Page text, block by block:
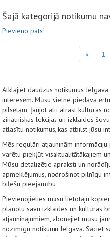
Šajā kategorijā notikumu
Pievieno pats!
« 1
Atklājiet daudzus notikumus
interesēm. Mūsu vietne piedāvā
pilsētām, ļaujot ātri atrast kultūras
zinātniskās lekcijas un izklaides
atlasītu notikumus, kas atbilst jūsu
Mēs regulāri atjauninām
varētu piekļūt visaktualitātākajiem
Mūsu detalizētie apraksti un
apmeklējumus, nodrošinot pilnīgu
biļešu pieejamību.
Pievienojieties mūsu lietotāju
plānotu savu izklaides un kultūras
atjauninājumiem, abonējiet mūsu
nozīmīgu notikumu Jelgavā. Sāciet